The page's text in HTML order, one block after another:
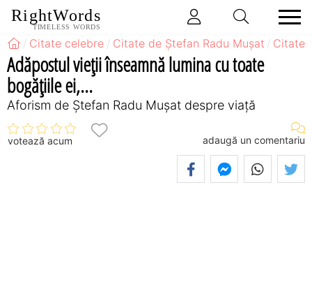
RightWords
TIMELESS WORDS
Citate celebre Citate de Ştefan Radu Muşat Citate
Adăpostul vieții înseamnă lumina cu toate
bogățiile ei,...
Aforism de Ştefan Radu Muşat despre viață
votează acum adaugă un comentariu